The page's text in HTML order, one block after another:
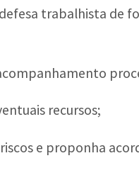
trabalhista de
recursos;
e proponha